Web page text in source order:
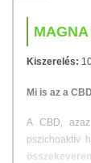
Kiszerelés:
Mi is az a
A CBD,
pszichoaktív